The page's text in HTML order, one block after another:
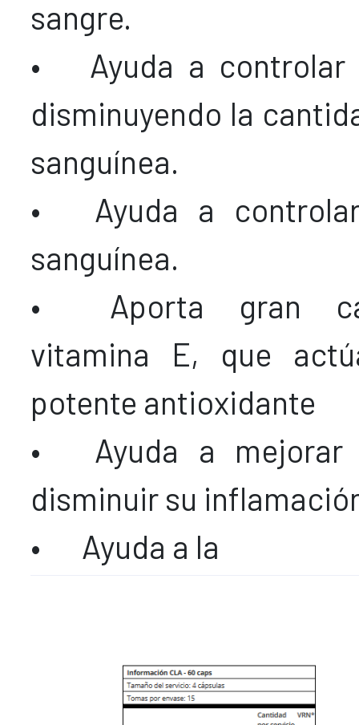
sangre.
•
Ayuda a
disminuyendo la
sanguínea.
•
Ayuda a
sanguínea.
•
Aporta gran
vitamina E, que
potente antioxidante
•
Ayuda a
disminuir su
•
Ayuda a la